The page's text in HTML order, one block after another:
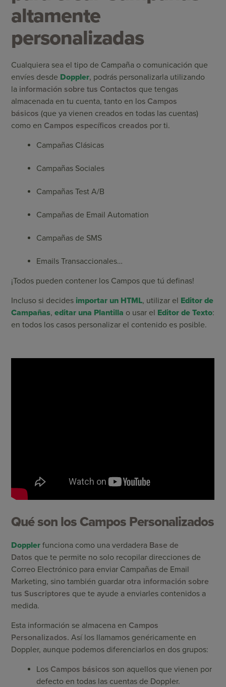
altamente
personalizadas
Cualquiera sea el tipo de Campaña o comunicación que
envíes desde Doppler, podrás personalizarla utilizando
la información sobre tus Contactos que tengas
almacenada en tu cuenta, tanto en los Campos
básicos(que ya vienen creados en todas las cuentas)
como en Campos específicos creados por ti.
Campañas Clásicas
Campañas Sociales
Campañas Test A/B
Campañas de Email Automation
Campañas de SMS
Emails Transaccionales…
¡Todos pueden contener los Campos que tú definas!
Incluso si decides importar un HTML, utilizar el Editor de
Campañas,editar una Plantilla o usar el Editor de Texto:
en todos los casos personalizar el contenido es posible.
Qué son los Campos Personalizados
Doppler funciona como una verdadera Base de
Datos que te permite no solo recopilar direcciones de
Correo Electrónico para enviar Campañas de Email
Marketing, sino también guardar otra información sobre
tus Suscriptores que te ayude a enviarles contenidos a
medida.
Esta información se almacena en Campos
Personalizados. Así los llamamos genéricamente en
Doppler, aunque podemos diferenciarlos en dos grupos:
Los Campos básicos son aquellos que vienen por
defecto en todas las cuentas de Doppler.